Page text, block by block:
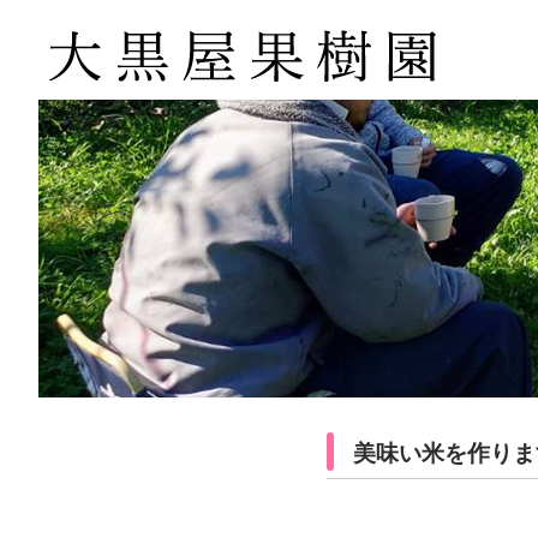
美味い米を作り